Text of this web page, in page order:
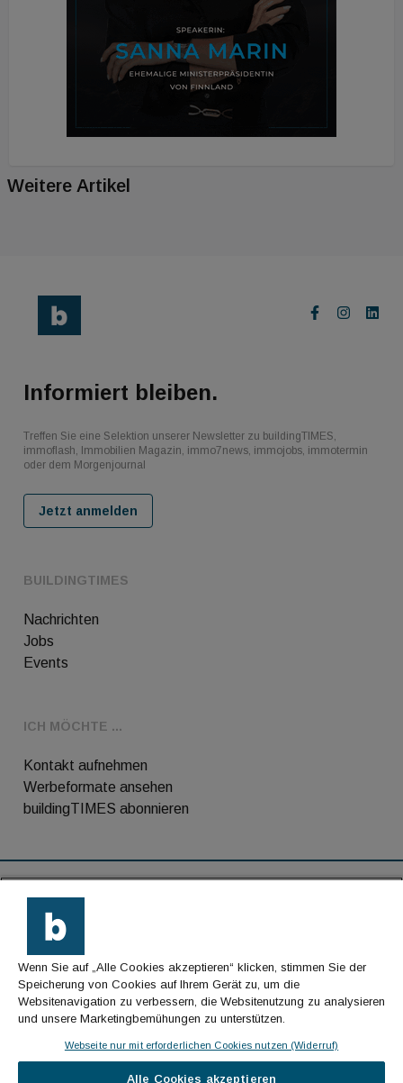
Weitere Artikel
BUILDINGTIMES
Nachrichten
Jobs
Events
ICH MÖCHTE ...
Kontakt aufnehmen
Werbeformate ansehen
buildingTIMES abonnieren
Informiert bleiben.
Treffen Sie eine Selektion unserer Newsletter zu buildingTIMES,
immoflash, Immobilien Magazin, immo7news, immojobs, immotermin
oder dem Morgenjournal
Jetzt anmelden
Kontakt
Impressum
Datenschutz
Wenn Sie auf „Alle Cookies akzeptieren“ klicken, stimmen Sie der
Speicherung von Cookies auf Ihrem Gerät zu, um die
Websitenavigation zu verbessern, die Websitenutzung zu analysieren
und unsere Marketingbemühungen zu unterstützen.
Webseite nur mit erforderlichen Cookies nutzen (Widerruf)
Alle Cookies akzeptieren